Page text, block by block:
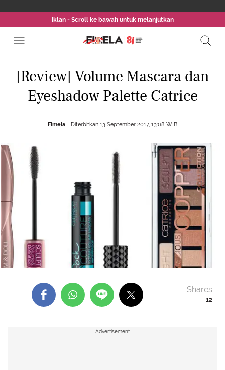
Iklan - Scroll ke bawah untuk melanjutkan
[Review] Volume Mascara dan
Eyeshadow Palette Catrice
Fimela Diterbitkan 13 September 2017, 13:08 WIB
12
Shares
Advertisement